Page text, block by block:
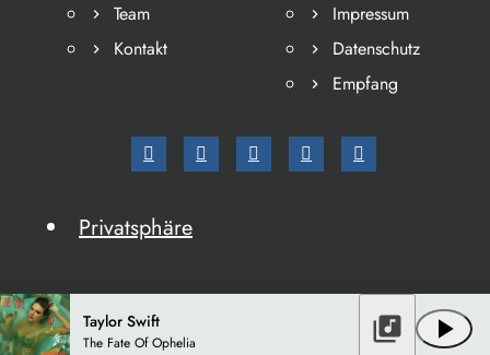
Team
Kontakt
Impressum
Datenschutz
Empfang
Privatsphäre
Taylor Swift
The Fate Of Ophelia play_arrow
library_music